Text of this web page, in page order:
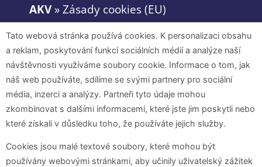
AKV» Zásady cookies (EU)
Tato webová stránka používá cookies. K personalizaci obsahu
a reklam, poskytování funkcí sociálních médií a analýze naší
návštěvnosti využíváme soubory cookie. Informace o tom, jak
náš web používáte, sdílíme se svými partnery pro sociální
média, inzerci a analýzy. Partneři tyto údaje mohou
zkombinovat s dalšími informacemi, které jste jim poskytli nebo
které získali v důsledku toho, že používáte jejich služby.
Cookies jsou malé textové soubory, které mohou být
používány webovými stránkami, aby učinily uživatelský zážitek